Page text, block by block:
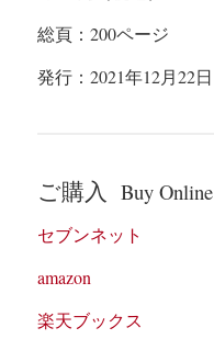
総頁：200ページ
発行： 2021年12月22日
ご購入 Buy Online
セブンネット
amazon
楽天ブックス